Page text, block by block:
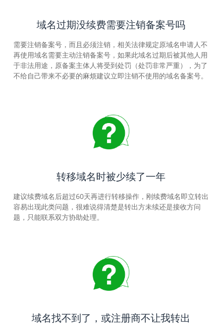
域名过期没续费需要注销备案号吗
需要注销备案号，而且必须注销，相关法律规定原域名申请人不
再使用域名需要主动注销备案号，如果此域名过期后被其他人用
于非法用途，原备案主体人将受到处罚（处罚非常严重），为了
不给自己带来不必要的麻烦建议立即注销不使用的域名备案号。
转移域名时被少续了一年
建议续费域名后超过60天再进行转移操作，刚续费域名即立转出
容易出现此类问题，很难说得清楚是转出方未续还是接收方问
题，只能联系双方协助处理。
域名找不到了，或注册商不让我转出